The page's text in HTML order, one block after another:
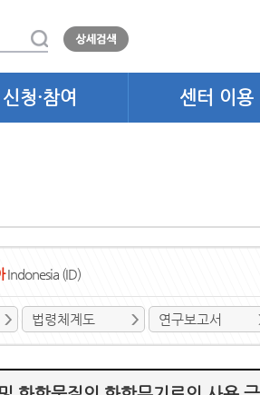
신청·참여 센터 이용
Indonesia (ID)
법령체계도 연구보고서